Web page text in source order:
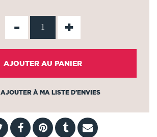
- +
AJOUTER AU PANIER
AJOUTER À MA LISTE D'ENVIES